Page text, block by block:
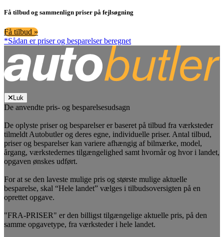
Få tilbud og sammenlign priser på fejlsøgning
Få tilbud »
*Sådan er priser og besparelser beregnet
Luk
De anvendte pris- og besparelsesudsagn
De oplyste priser og besparelser er baseret på tilbud fra værksteder
tilmeldt Autobutler og deres egne, individuelle priser. Antal tilbud,
priser og besparelser kan variere afhængig af bilmærke, model,
årgang, værkstedernes tilgængelighed samt hvornår og hvor i landet,
opgaven ønskes udført.
For at se den laveste mulige pris og største mulige aktuelle
besparelse, skal “Hele landet” vælges i tilbudsoversigten på en
oprettet opgave.
"FRA-PRISER" er den billigst tilgængelige aktuelle pris, på den
samme opgavetype, fra værksteder i hele landet.